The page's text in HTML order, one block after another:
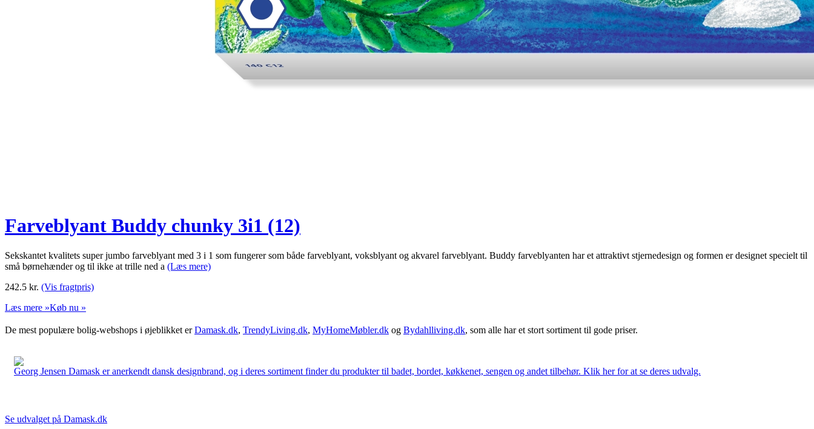
Farveblyant Buddy chunky 3i1 (12)
Sekskantet kvalitets super jumbo farveblyant med 3 i 1 som fungerer som både farveblyant, voksblyant og akvarel farveblyant. Buddy farveblyanten har et attraktivt stjernedesign og formen er designet specielt til
små børnehænder og til ikke at trille ned a (Læs mere)
242.5 kr. (Vis fragtpris)
Læs mere »Køb nu »
De mest populære bolig-webshops i øjeblikket erDamask.dk, TrendyLiving.dk, MyHomeMøbler.dk og Bydahlliving.dk, som alle har et stort sortiment til gode priser.
Georg Jensen Damask er anerkendt dansk designbrand, og i deres sortiment finder du produkter til badet, bordet, køkkenet, sengen og andet tilbehør. Klik her for at se deres udvalg.
Se udvalget på Damask.dk